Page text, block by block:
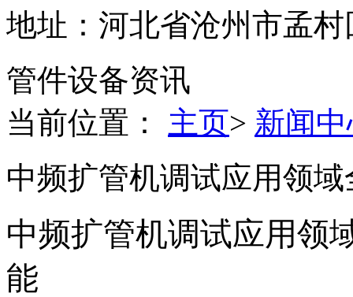
地址：河北省沧州市孟
管件设备资讯
当前位置： 主页> 新闻
中频扩管机调试应用领
中频扩管机调试应用领
能